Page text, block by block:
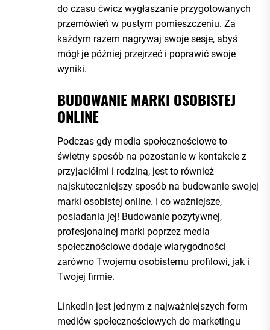
do czasu ćwicz wygłaszanie przygotowanych
przemówień w pustym pomieszczeniu. Za
każdym razem nagrywaj swoje sesje, abyś
mógł je później przejrzeć i poprawić swoje
wyniki.
BUDOWANIE MARKI OSOBISTEJ
ONLINE
Podczas gdy media społecznościowe to
świetny sposób na pozostanie w kontakcie z
przyjaciółmi i rodziną, jest to również
najskuteczniejszy sposób na budowanie swojej
marki osobistej online. I co ważniejsze,
posiadania jej! Budowanie pozytywnej,
profesjonalnej marki poprzez media
społecznościowe dodaje wiarygodności
zarówno Twojemu osobistemu profilowi, jak i
Twojej firmie.
LinkedIn jest jednym z najważniejszych form
mediów społecznościowych do marketingu